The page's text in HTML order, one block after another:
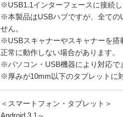
※USB1.1インターフェースに接続
※本製品はUSBハブですが、全ての
せん。
※USBスキャナーやスキャナーを搭
正常に動作しない場合があります。
※パソコン・USB機器により対応で
※厚みが10mm以下のタブレットに
＜スマートフォン・タブレット＞
Android 3.1～